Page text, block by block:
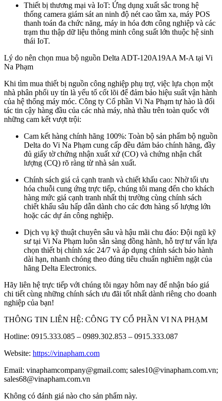
Thiết bị thương mại và IoT: Ứng dụng xuất sắc trong hệ
thống camera giám sát an ninh độ nét cao tầm xa, máy POS
thanh toán đa chức năng, máy in hóa đơn công nghiệp và các
trạm thu thập dữ liệu thông minh công suất lớn thuộc hệ sinh
thái IoT.
Lý do nên chọn mua bộ nguồn Delta ADT-120A19AA M-A tại Vi
Na Phạm
Khi tìm mua thiết bị nguồn công nghiệp phụ trợ, việc lựa chọn một
nhà phân phối uy tín là yếu tố cốt lõi để đảm bảo hiệu suất vận hành
của hệ thống máy móc. Công ty Cổ phần Vi Na Phạm tự hào là đối
tác tin cậy hàng đầu của các nhà máy, nhà thầu trên toàn quốc với
những cam kết vượt trội:
Cam kết hàng chính hãng 100%: Toàn bộ sản phẩm bộ nguồn
Delta do Vi Na Phạm cung cấp đều đảm bảo chính hãng, đầy
đủ giấy tờ chứng nhận xuất xứ (CO) và chứng nhận chất
lượng (CQ) rõ ràng từ nhà sản xuất.
Chính sách giá cả cạnh tranh và chiết khấu cao: Nhờ tối ưu
hóa chuỗi cung ứng trực tiếp, chúng tôi mang đến cho khách
hàng mức giá cạnh tranh nhất thị trường cùng chính sách
chiết khấu sâu hấp dẫn dành cho các đơn hàng số lượng lớn
hoặc các dự án công nghiệp.
Dịch vụ kỹ thuật chuyên sâu và hậu mãi chu đáo: Đội ngũ kỹ
sư tại Vi Na Phạm luôn sẵn sàng đồng hành, hỗ trợ tư vấn lựa
chọn thiết bị chính xác 24/7 và áp dụng chính sách bảo hành
dài hạn, nhanh chóng theo đúng tiêu chuẩn nghiêm ngặt của
hãng Delta Electronics.
Hãy liên hệ trực tiếp với chúng tôi ngay hôm nay để nhận báo giá
chi tiết cùng những chính sách ưu đãi tốt nhất dành riêng cho doanh
nghiệp của bạn!
THÔNG TIN LIÊN HỆ: CÔNG TY CỔ PHẦN VI NA PHẠM
Hotline: 0915.333.085 – 0989.302.853 – 0915.333.087
Website: https://vinapham.com
Email: vinaphamcompany@gmail.com; sales10@vinapham.com.vn;
sales68@vinapham.com.vn
Không có đánh giá nào cho sản phẩm này.